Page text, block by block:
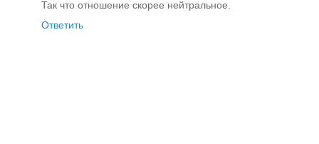
Так что отношение скорее нейтральное.
Ответить